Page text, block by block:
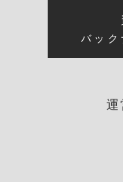
バック
運